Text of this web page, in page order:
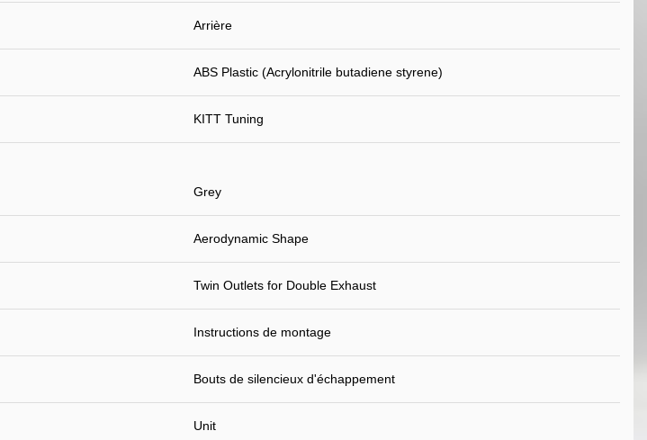
Arrière
ABS Plastic (Acrylonitrile butadiene styrene)
KITT Tuning
Grey
Aerodynamic Shape
Twin Outlets for Double Exhaust
Instructions de montage
Bouts de silencieux d'échappement
Unit